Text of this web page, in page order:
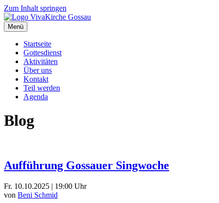
Zum Inhalt springen
Menü
Startseite
Gottesdienst
Aktivitäten
Über uns
Kontakt
Teil werden
Agenda
Blog
Aufführung Gossauer Singwoche
Fr. 10.10.2025 | 19:00 Uhr
von Beni Schmid